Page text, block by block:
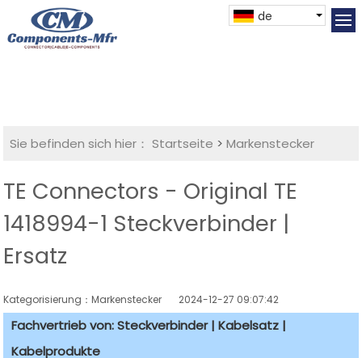
de
Sie befinden sich hier： Startseite >Markenstecker
TE Connectors - Original TE
1418994-1 Steckverbinder |
Ersatz
Kategorisierung：Markenstecker 2024-12-27 09:07:42
Fachvertrieb von: Steckverbinder | Kabelsatz |
Kabelprodukte